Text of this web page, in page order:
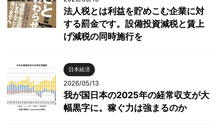
法人税とは利益を貯めこむ企業に対
する罰金です。設備投資減税と賃上
げ減税の同時施行を
日本経済
2026/05/13
我が国日本の2025年の経常収支が大
幅黒字に。稼ぐ力は強まるのか